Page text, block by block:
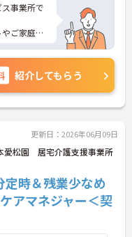
事業所で
ご家庭の
しっかり
ど、さら
相談くだ
紹介してもらう
更新日：2026年06月09日
愛松園 居宅介護支援事業所
定時＆残業少なめ
アマネジャー＜契